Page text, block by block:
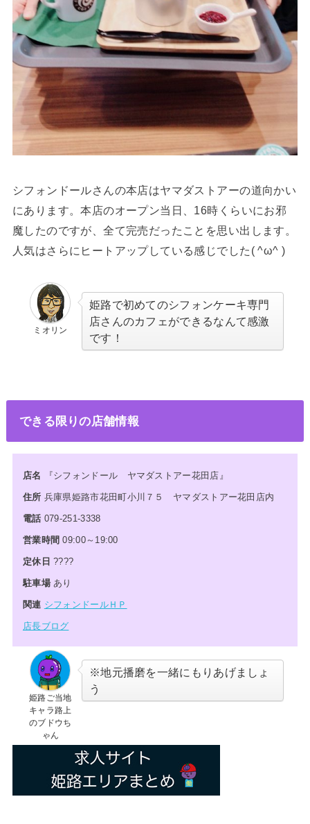
シフォンドールさんの本店はヤマダストアーの道向かい
にあります。本店のオープン当日、16時くらいにお邪
魔したのですが、全て完売だったことを思い出します。
人気はさらにヒートアップしている感じでした( ^ω^ )
ミオリン
姫路で初めてのシフォンケーキ専門
店さんのカフェができるなんて感激
です！
できる限りの店舗情報
店名 『シフォンドール ヤマダストアー花田店』
住所 兵庫県姫路市花田町小川７５ ヤマダストアー花田店内
電話 079-251-3338
営業時間 09:00～19:00
定休日 ????
駐車場あり
関連 シフォンドールＨＰ
店長ブログ
姫路ご当地
キャラ路上
のブドウち
ゃん
※地元播磨を一緒にもりあげましょ
う